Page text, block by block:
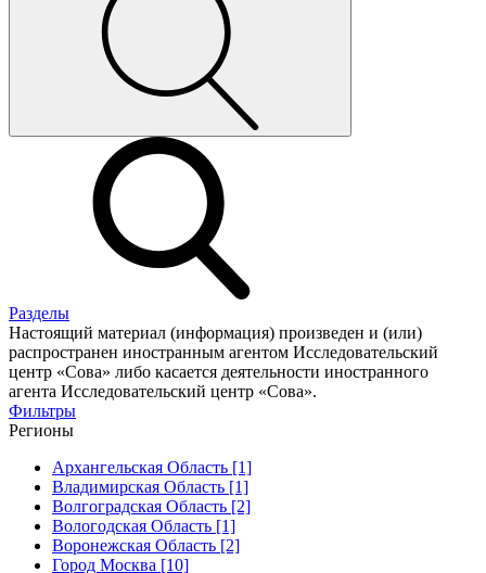
Разделы
Настоящий материал (информация) произведен и (или)
распространен иностранным агентом Исследовательский
центр «Сова» либо касается деятельности иностранного
агента Исследовательский центр «Сова».
Фильтры
Регионы
Архангельская Область [1]
Владимирская Область [1]
Волгоградская Область [2]
Вологодская Область [1]
Воронежская Область [2]
Город Москва [10]